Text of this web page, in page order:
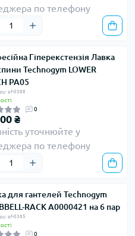
по телефону
Гіперекстензія Лавка
Technogym LOWER
PA05
pf-0388
0
₴
уточнюйте у
по телефону
для гантелей Technogym
RACK A0000421 на 6 пар
pf-0385
0